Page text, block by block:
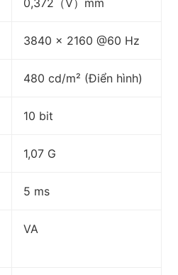
0,372（V）mm
3840 × 2160 @60 Hz
480 cd/m² (Điển hình)
10 bit
1,07 G
5 ms
VA